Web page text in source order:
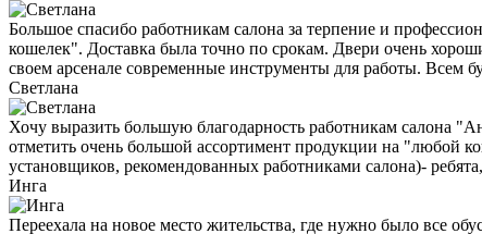
Большое спасибо работникам салона за терпение и
кошелек". Доставка была точно по срокам. Двери очень
своем арсенале современные инструменты для работы. Всем
Светлана
Хочу выразить большую благодарность работникам салона
отметить очень большой ассортимент продукции на "любой
установщиков, рекомендованных работниками салона)-
Инга
Переехала на новое место жительства, где нужно было все